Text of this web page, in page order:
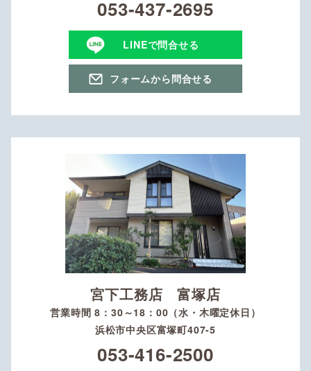
053-437-2695
LINEで問合せる
フォームから問合せる
宮下工務店 富塚店
営業時間 8：30～18：00（水・木曜定休日）
浜松市中央区富塚町407-5
053-416-2500